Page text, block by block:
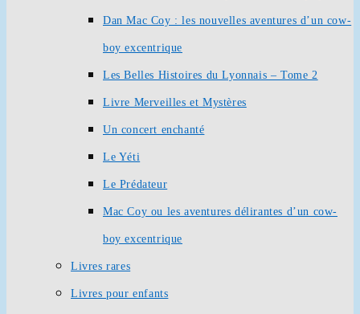
Dan Mac Coy : les nouvelles aventures d’un cow-
boy excentrique
Les Belles Histoires du Lyonnais – Tome 2
Livre Merveilles et Mystères
Un concert enchanté
Le Yéti
Le Prédateur
Mac Coy ou les aventures délirantes d’un cow-
boy excentrique
Livres rares
Livres pour enfants